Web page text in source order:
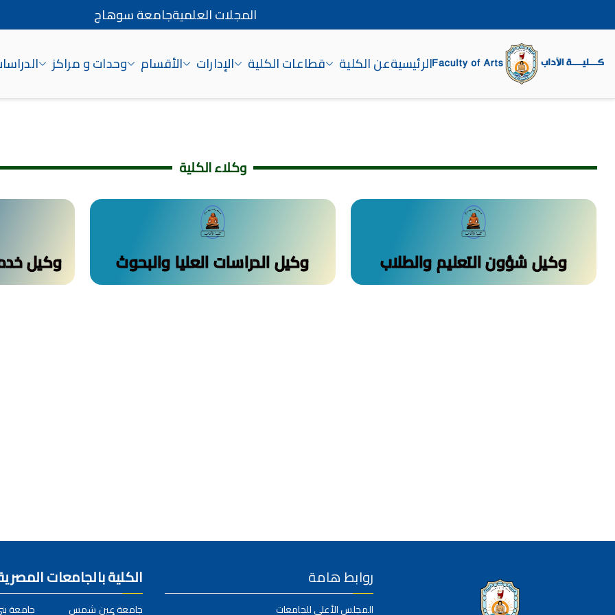
المجلات العلميةجامعة سوهاج
الرئيسيةعن الكلية قطاعات الكلية الإدارات الأقسام وحدات و مراكز
وكلاء الكلية
وكيل شؤون التعليم والطلاب وكيل الدراسات العليا والبحوث وكيل
روابط هامة
المجلس الأعلى للجامعات
الكلية بالجامعات
جامعة عين شمس جامعة